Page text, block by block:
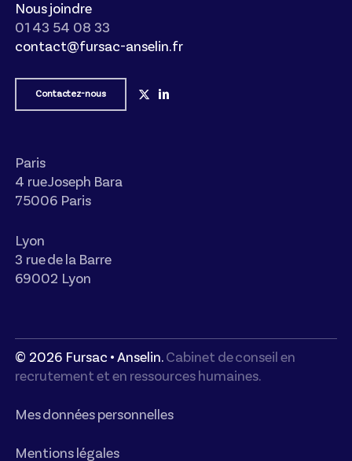
Nous joindre
01 43 54 08 33
contact@fursac-anselin.fr
Contactez-nous
Paris
4 rue Joseph Bara
75006 Paris
Lyon
3 rue de la Barre
69002 Lyon
© 2026Fursac • Anselin. Cabinet de conseil en
recrutement et en ressources humaines.
Mes données personnelles
Mentions légales